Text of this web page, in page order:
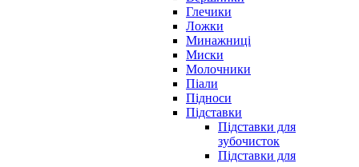
Глечики
Ложки
Минажниці
Миски
Молочники
Піали
Підноси
Підставки
Підставки для
зубочисток
Підставки для